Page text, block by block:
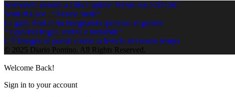
Sermoneta debutta a Olio Capitale Trieste con SATOR!
Semi di Luce | “Alcune Stelle”
La gatta Rosi ci sta insegnando qualcosa di grande
” Equilibri fragili, visibili e invisibili “
C’è bisogno di poesia contro la ferocia del nostro tempo
© 2025 Diario Pontino. All Rights Reserved.
Welcome Back!
Sign in to your account